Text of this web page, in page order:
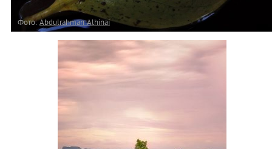
Фото:Abdulrahman Alhinai